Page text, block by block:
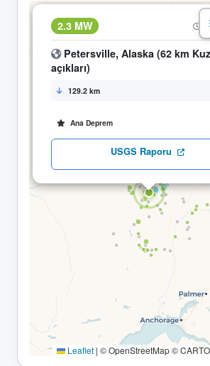
2.3 MW
Petersville, Alaska (62 km
açıkları)
129.2 km
Ana Deprem
USGS Raporu
Leaflet | © OpenStreetMap ©